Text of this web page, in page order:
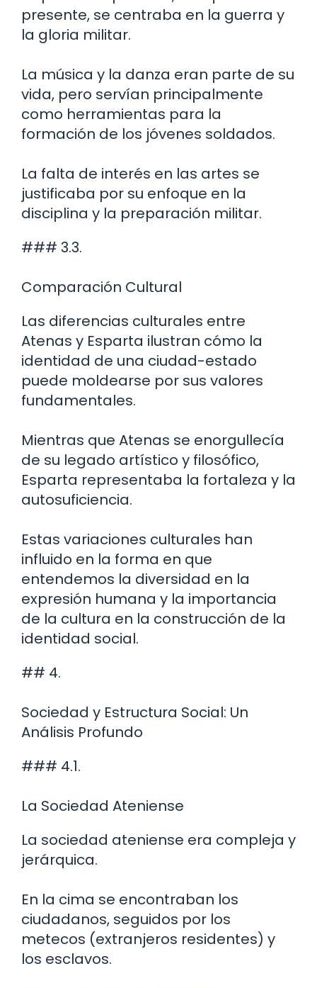
presente, se centraba en la guerra y
la gloria militar.
La música y la danza eran parte de su
vida, pero servían principalmente
como herramientas para la
formación de los jóvenes soldados.
La falta de interés en las artes se
justificaba por su enfoque en la
disciplina y la preparación militar.
### 3.3.
Comparación Cultural
Las diferencias culturales entre
Atenas y Esparta ilustran cómo la
identidad de una ciudad-estado
puede moldearse por sus valores
fundamentales.
Mientras que Atenas se enorgullecía
de su legado artístico y filosófico,
Esparta representaba la fortaleza y la
autosuficiencia.
Estas variaciones culturales han
influido en la forma en que
entendemos la diversidad en la
expresión humana y la importancia
de la cultura en la construcción de la
identidad social.
## 4.
Sociedad y Estructura Social: Un
Análisis Profundo
### 4.1.
La Sociedad Ateniense
La sociedad ateniense era compleja y
jerárquica.
En la cima se encontraban los
ciudadanos, seguidos por los
metecos (extranjeros residentes) y
los esclavos.